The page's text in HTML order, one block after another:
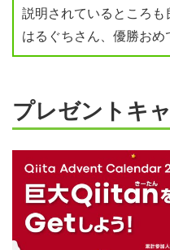
説明されているところ
はるぐちさん、優勝お
プレゼントキ